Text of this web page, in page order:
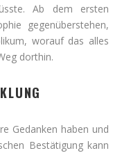
Ab dem ersten
gegenüberstehen,
worauf das alles
dorthin.
Gedanken haben und
Bestätigung kann